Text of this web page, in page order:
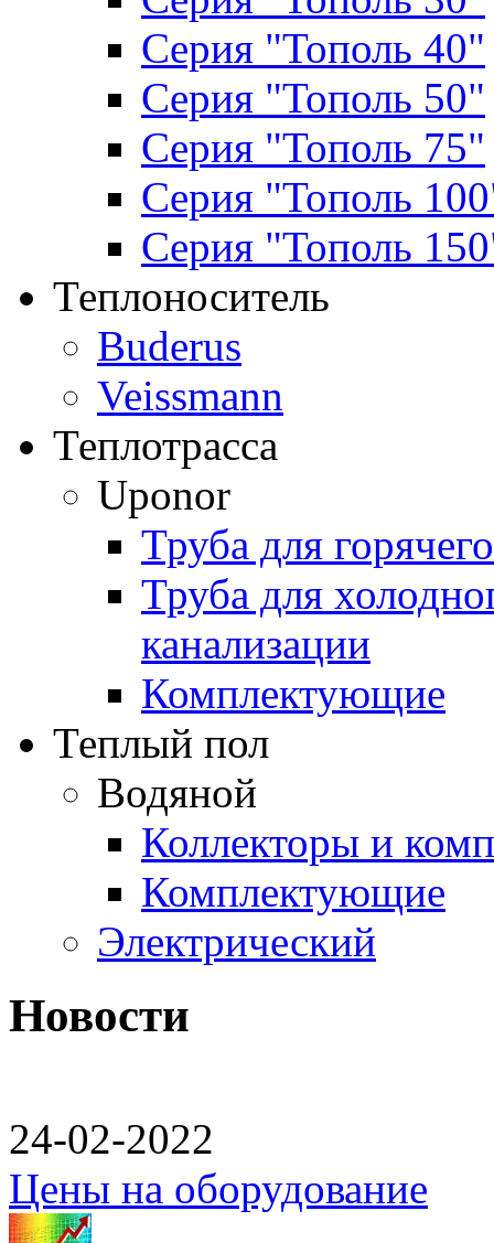
Серия "Тополь 40"
Серия "Тополь 50"
Серия "Тополь 75"
Серия "Тополь
Серия "Тополь
Теплоноситель
Buderus
Veissmann
Теплотрасса
Uponor
Труба для
Труба для
канализации
Комплектующие
Теплый пол
Водяной
Коллекторы и
Комплектующие
Электрический
Новости
24-02-2022
Цены на оборудование